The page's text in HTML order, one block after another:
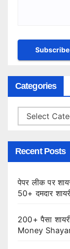
Categories
Categories
Recent Posts
पेपर लीक पर
50+ दमदार
200+ पैसा
Money